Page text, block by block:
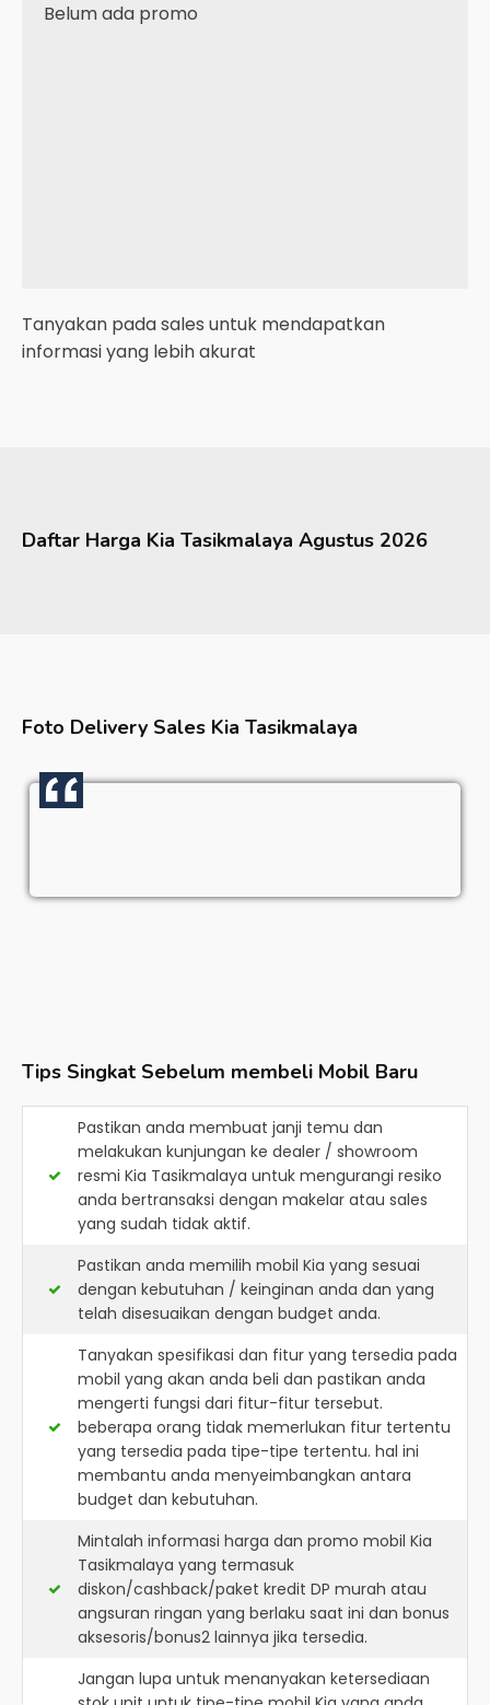
Belum ada promo
Tanyakan pada sales untuk mendapatkan
informasi yang lebih akurat
Daftar Harga Kia Tasikmalaya Agustus 2026
Foto Delivery Sales Kia Tasikmalaya
Tips Singkat Sebelum membeli Mobil Baru
Pastikan anda membuat janji temu dan
melakukan kunjungan ke dealer / showroom
resmi Kia Tasikmalaya untuk mengurangi resiko
anda bertransaksi dengan makelar atau sales
yang sudah tidak aktif.
Pastikan anda memilih mobil Kia yang sesuai
dengan kebutuhan / keinginan anda dan yang
telah disesuaikan dengan budget anda.
Tanyakan spesifikasi dan fitur yang tersedia pada
mobil yang akan anda beli dan pastikan anda
mengerti fungsi dari fitur-fitur tersebut.
beberapa orang tidak memerlukan fitur tertentu
yang tersedia pada tipe-tipe tertentu. hal ini
membantu anda menyeimbangkan antara
budget dan kebutuhan.
Mintalah informasi harga dan promo mobil Kia
Tasikmalaya yang termasuk
diskon/cashback/paket kredit DP murah atau
angsuran ringan yang berlaku saat ini dan bonus
aksesoris/bonus2 lainnya jika tersedia.
Jangan lupa untuk menanyakan ketersediaan